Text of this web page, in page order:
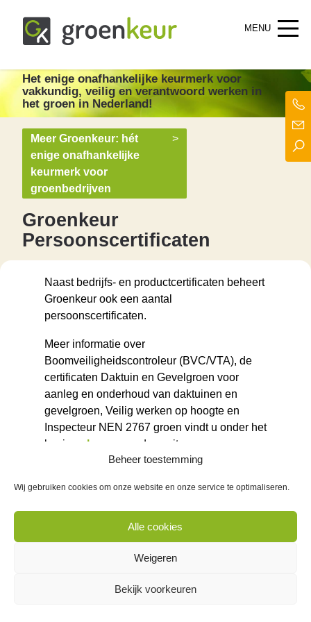
Beheer toestemming
Wij gebruiken cookies om onze website en onze service te optimaliseren.
Alle cookies
Weigeren
Bekijk voorkeuren
Groenkeur
Het enige onafhankelijke keurmerk voor groen in Nederland!
Het enige onafhankelijke keurmerk voor
vakkundig, veilig en verantwoord werken in
het groen in Nederland!
Meer Groenkeur: hét
enige onafhankelijke
keurmerk voor
groenbedrijven
>
Groenkeur
Persoonscertificaten
Naast bedrijfs- en productcertificaten beheert
Groenkeur ook een aantal
persoonscertificaten.
Meer informatie over
Boomveiligheidscontroleur (BVC/VTA), de
certificaten Daktuin en Gevelgroen voor
aanleg en onderhoud van daktuinen en
gevelgroen, Veilig werken op hoogte en
Inspecteur NEN 2767 groen vindt u onder het
kopje
vakmens op deze site.
Ecologisch Bermbeheer opgeven via
accreditatie afgegeven.